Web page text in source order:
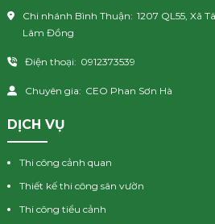
Chi nhánh Bình Thuận: 1207 QL55, Xã
Lâm Đồng
Điện thoại: 0912373539
Chuyên gia: CEO Phan Sơn Hà
DỊCH VỤ
Thi công cảnh quan
Thiết kế thi công sân vườn
Thi công tiểu cảnh